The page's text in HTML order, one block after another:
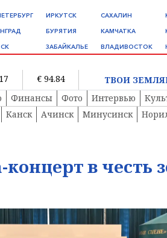
ИРКУТСК
БУРЯТИЯ
ЗАБАЙКАЛЬЕ
САХАЛИН
КАМЧАТКА
ВЛАДИВОСТОК
€ 94.84
ТВОИ
Финансы Фото Интервью
Канск
Ачинск Минусинск
в честь